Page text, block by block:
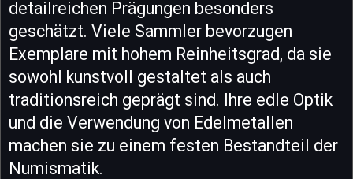
detailreichen Prägungen besonders
geschätzt. Viele Sammler bevorzugen
Exemplare mit hohem Reinheitsgrad, da sie
sowohl kunstvoll gestaltet als auch
traditionsreich geprägt sind. Ihre edle Optik
und die Verwendung von Edelmetallen
machen sie zu einem festen Bestandteil der
Numismatik.